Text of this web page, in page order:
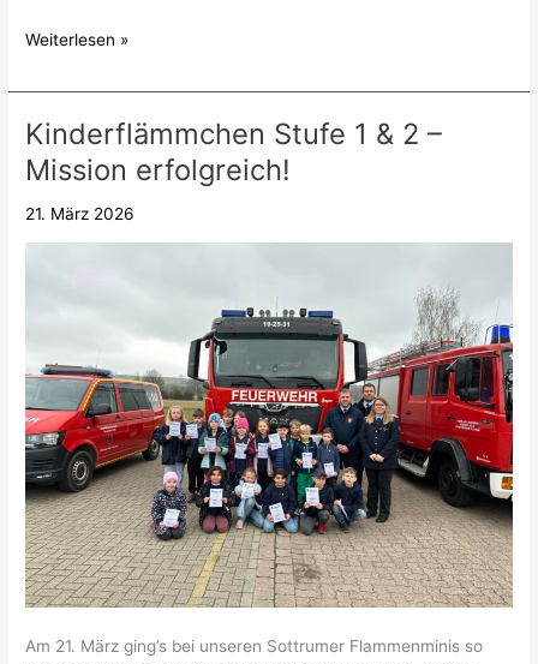
Weiterlesen »
Kinderflämmchen Stufe 1 & 2 –
Mission erfolgreich!
21. März 2026
Am 21. März ging’s bei unseren Sottrumer Flammenminis so
Kinderflämmchen
Stufe
1
&